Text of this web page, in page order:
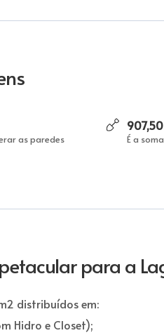
as paredes É a
para a
distribuídos em:
Hidro e Closet);